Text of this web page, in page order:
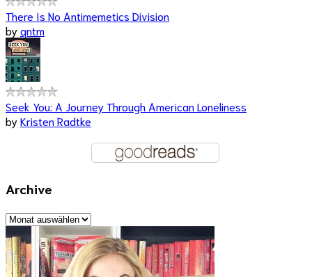
There Is No Antimemetics Division
byqntm
Seek You: A Journey Through American Loneliness
byKristen Radtke
Archive
Archive